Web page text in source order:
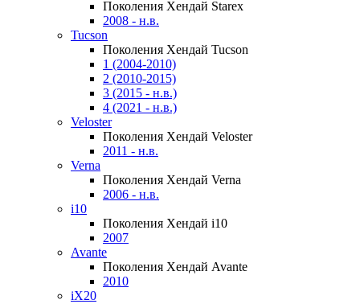
Поколения Хендай Starex
2008 - н.в.
Tucson
Поколения Хендай Tucson
1 (2004-2010)
2 (2010-2015)
3 (2015 - н.в.)
4 (2021 - н.в.)
Veloster
Поколения Хендай Veloster
2011 - н.в.
Verna
Поколения Хендай Verna
2006 - н.в.
i10
Поколения Хендай i10
2007
Avante
Поколения Хендай Avante
2010
iX20